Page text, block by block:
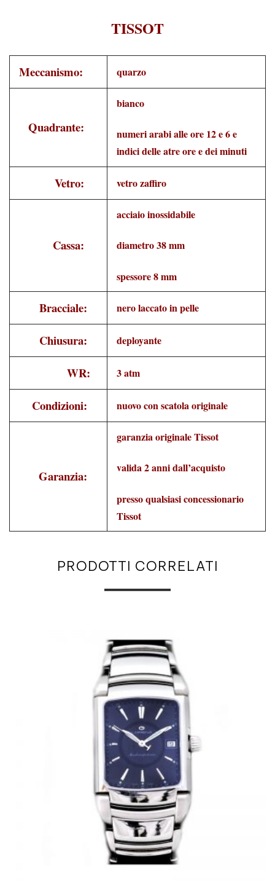
TISSOT
Meccanismo: quarzo
Quadrante:
bianco
numeri arabi alle ore 12 e 6 e
indici delle atre ore e dei minuti
Vetro: vetro zaffiro
Cassa:
acciaio inossidabile
diametro 38 mm
spessore 8 mm
Bracciale: nero laccato in pelle
Chiusura: deployante
WR: 3 atm
Condizioni: nuovo con scatola originale
Garanzia:
garanzia originale Tissot
valida 2 anni dall’acquisto
presso qualsiasi concessionario
Tissot
PRODOTTI CORRELATI